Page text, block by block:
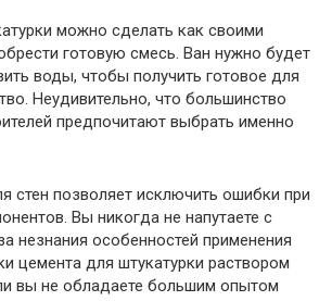
можно сделать как своими
готовую смесь. Ван нужно будет
воды, чтобы получить готовое для
Неудивительно, что большинство
предпочитают выбрать именно
стен позволяет исключить ошибки при
Вы никогда не напутаете с
незнания особенностей применения
цемента для штукатурки раствором
вы не обладаете большим опытом